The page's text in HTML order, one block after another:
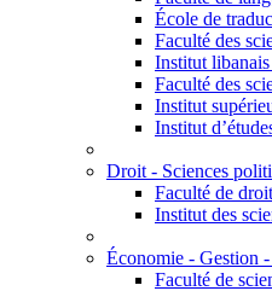
École de
Faculté des
Institut libanais
Faculté des
Institut
Institut
Droit - Sciences
Faculté de
Institut des
Économie - Gestion
Faculté de